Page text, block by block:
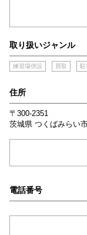
取り扱いジャンル
練習場併設 買取 駐
住所
〒300-2351
茨城県 つくばみらい
電話番号